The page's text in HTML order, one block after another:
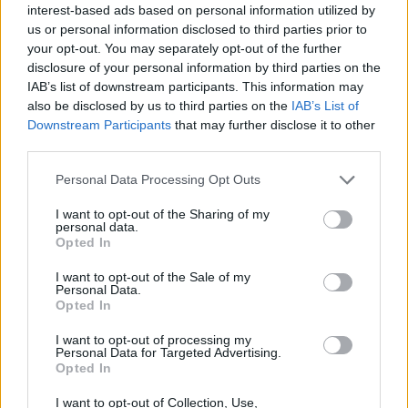
interest-based ads based on personal information utilized by
us or personal information disclosed to third parties prior to
your opt-out. You may separately opt-out of the further
disclosure of your personal information by third parties on the
IAB’s list of downstream participants. This information may
also be disclosed by us to third parties on the IAB’s List of
Downstream Participants that may further disclose it to other
Personal Data Processing Opt Outs
I want to opt-out of the Sharing of my
personal data.
Opted In
I want to opt-out of the Sale of my
Personal Data.
Opted In
I want to opt-out of processing my
Personal Data for Targeted Advertising.
Opted In
I want to opt-out of Collection, Use,
την προσφορά του Νίκου Ταγαρά, τον οποίο,
όπως αποκάλυψε, συνάντησε λίγες ημέρες πριν
τον θάνατό του. «Το μυαλό του ήταν εδώ,στο
έργο που είχε υπηρετήσει με τόσο πάθος. Ήθελε
να έρθει μαζί μας,μου έλεγε ότι θα μιλήσει με
καροτσάκι.Δεν τα κατάφερε. Με κάποιον τρόπο
νομοθεσίας δεν είναι, όπως πολλοί διατείνονται,
μια τυπική διαδικασία,
επιλογή: «Ο επενδυτής πρέπει να μπορεί να ξέρει
ποιος κανόνας ισχύει, ποια διαδικασία, ποια
μέσα σε έναν λαβύρινθο διατάξεων. Η πολυνομία
δεν είναι μόνο νομικό πρόβλημα, αλλά αόρατος
φόρος στην ιδιοκτησία».